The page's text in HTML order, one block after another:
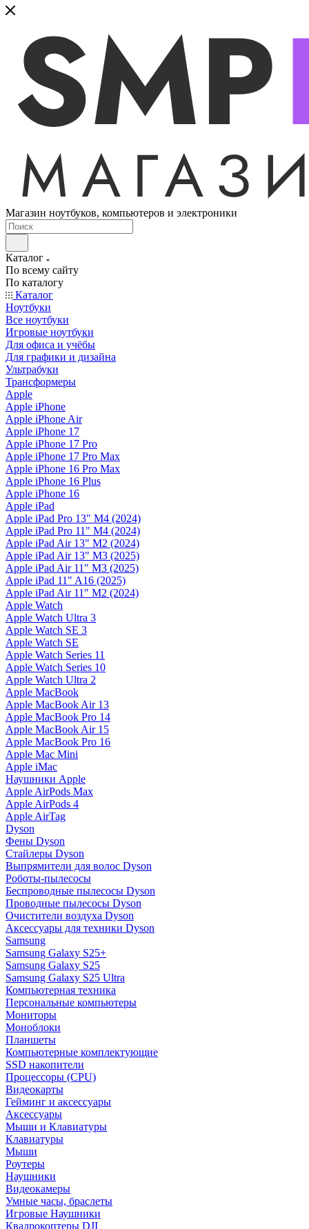
Магазин ноутбуков, компьютеров и электроники
Каталог
По всему сайту
По каталогу
Каталог
Ноутбуки
Все ноутбуки
Игровые ноутбуки
Для офиса и учёбы
Для графики и дизайна
Ультрабуки
Трансформеры
Apple
Apple iPhone
Apple iPhone Air
Apple iPhone 17
Apple iPhone 17 Pro
Apple iPhone 17 Pro Max
Apple iPhone 16 Pro Max
Apple iPhone 16 Plus
Apple iPhone 16
Apple iPad
Apple iPad Pro 13" M4 (2024)
Apple iPad Pro 11" M4 (2024)
Apple iPad Air 13" M2 (2024)
Apple iPad Air 13" M3 (2025)
Apple iPad Air 11" M3 (2025)
Apple iPad 11" A16 (2025)
Apple iPad Air 11" M2 (2024)
Apple Watch
Apple Watch Ultra 3
Apple Watch SE 3
Apple Watch SE
Apple Watch Series 11
Apple Watch Series 10
Apple Watch Ultra 2
Apple MacBook
Apple MacBook Air 13
Apple MacBook Pro 14
Apple MacBook Air 15
Apple MacBook Pro 16
Apple Mac Mini
Apple iMac
Наушники Apple
Apple AirPods Max
Apple AirPods 4
Apple AirTag
Dyson
Фены Dyson
Стайлеры Dyson
Выпрямители для волос Dyson
Роботы-пылесосы
Беспроводные пылесосы Dyson
Проводные пылесосы Dyson
Очистители воздуха Dyson
Аксессуары для техники Dyson
Samsung
Samsung Galaxy S25+
Samsung Galaxy S25
Samsung Galaxy S25 Ultra
Компьютерная техника
Персональные компьютеры
Мониторы
Моноблоки
Планшеты
Компьютерные комплектующие
SSD накопители
Процессоры (CPU)
Видеокарты
Гейминг и аксессуары
Аксессуары
Мыши и Клавиатуры
Клавиатуры
Мыши
Роутеры
Наушники
Видеокамеры
Умные часы, браслеты
Игровые Наушники
Квадрокоптеры DJI